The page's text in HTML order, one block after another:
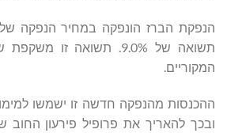
תשואה של 9.0%. תשואה זו
המקוריים.
ההכנסות מהנפקה חדשה זו ישמשו
ובכך להאריך את פרופיל פירעון